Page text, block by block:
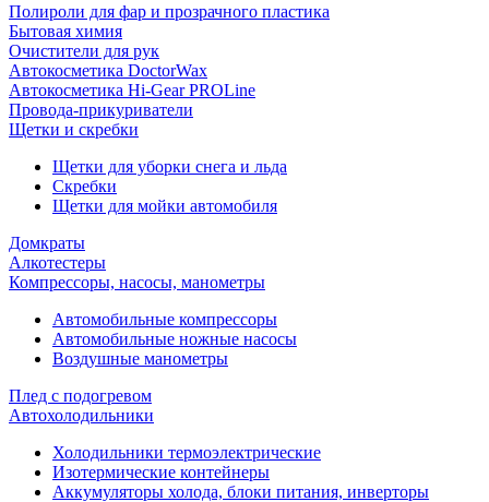
Полироли для фар и прозрачного пластика
Бытовая химия
Очистители для рук
Автокосметика DoctorWax
Автокосметика Hi-Gear PROLine
Провода-прикуриватели
Щетки и скребки
Щетки для уборки снега и льда
Скребки
Щетки для мойки автомобиля
Домкраты
Алкотестеры
Компрессоры, насосы, манометры
Автомобильные компрессоры
Автомобильные ножные насосы
Воздушные манометры
Плед с подогревом
Автохолодильники
Холодильники термоэлектрические
Изотермические контейнеры
Аккумуляторы холода, блоки питания, инверторы